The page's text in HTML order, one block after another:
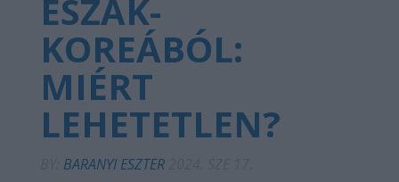
ÉSZAK-
KOREÁBÓL:
MIÉRT
LEHETETLEN?
BARANYI ESZTER